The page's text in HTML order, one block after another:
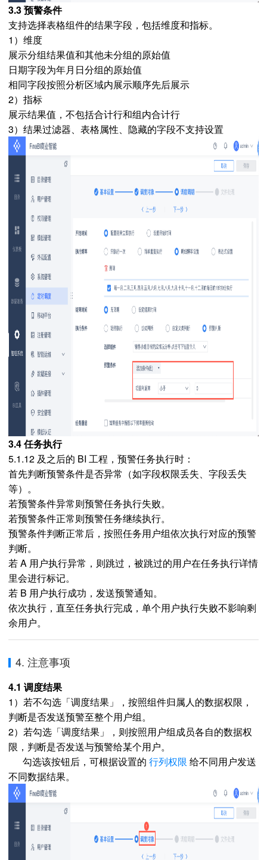
3.3 预警条件
支持选择表格组件的结果字段，包括维度和指标。
1）维度
展示分组结果值和其他未分组的原始值
日期字段为年月日分组的原始值
相同字段按照分析区域内展示顺序先后展示
2）指标
展示结果值，不包括合计行和组内合计行
3）结果过滤器、表格属性、隐藏的字段不支持设置
3.4 任务执行
5.1.12 及之后的 BI 工程，预警任务执行时：
首先判断预警条件是否异常（如字段权限丢失、字段丢失
等）。
若预警条件异常则预警任务执行失败。
若预警条件正常则预警任务继续执行。
预警条件判断正常后，按照任务用户组依次执行对应的预警
判断。
若 A 用户执行异常，则跳过，被跳过的用户在任务执行详情
里会进行标记。
若 B 用户执行成功，发送预警通知。
依次执行，直至任务执行完成，单个用户执行失败不影响剩
余用户。
4. 注意事项
4.1 调度结果
1）若不勾选「调度结果」，按照组件归属人的数据权限，
判断是否发送预警至整个用户组。
2）若勾选「调度结果」，则按照用户组成员各自的数据权
限，判断是否发送与预警给某个用户。
勾选该按钮后，可根据设置的 行列权限 给不同用户发送
不同数据结果。